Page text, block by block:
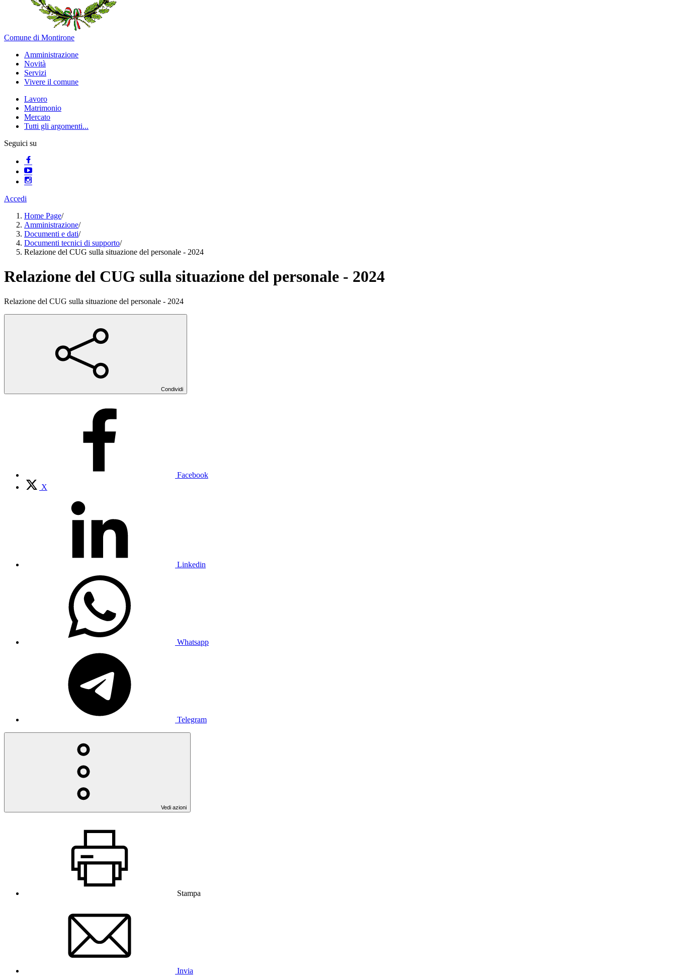
Comune di Montirone
Amministrazione
Novità
Servizi
Vivere il comune
Lavoro
Matrimonio
Mercato
Tutti gli argomenti...
Seguici su
Accedi
Home Page/
Amministrazione/
Documenti e dati/
Documenti tecnici di supporto/
Relazione del CUG sulla situazione del personale - 2024
Relazione del CUG sulla situazione del personale - 2024
Relazione del CUG sulla situazione del personale - 2024
Condividi
Facebook
X
Linkedin
Whatsapp
Telegram
Vedi azioni
Stampa
Invia